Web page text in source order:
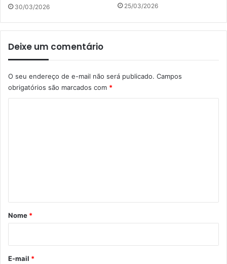
30/03/2026 25/03/2026
Deixe um comentário
O seu endereço de e-mail não será publicado. Campos
obrigatórios são marcados com *
r
*
Nome *
E-mail *